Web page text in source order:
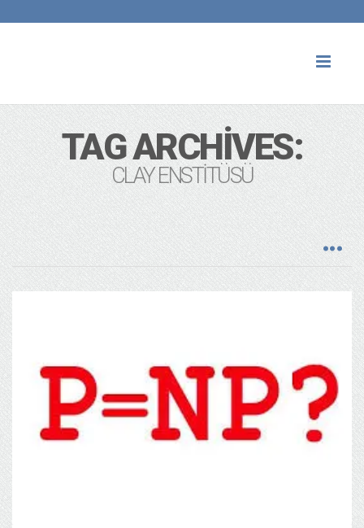
TAG ARCHIVES:
CLAY ENSTITÜSÜ